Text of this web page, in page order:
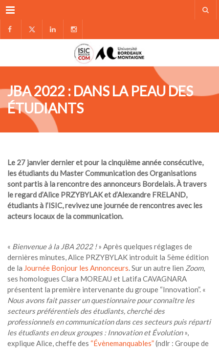
Menu
JBA 2022 : DANS LA PEAU DES
ÉTUDIANTS
Le 27 janvier dernier et pour la cinquième année consécutive,
les étudiants du Master Communication des Organisations
sont partis à la rencontre des annonceurs Bordelais.Àtravers
le regard d’Alice PRZYBYLAK et d’Alexandre FRELAND,
étudiants à l’ISIC, revivez une journée de rencontres avec les
acteurs locaux de la communication.
« Bienvenue à la JBA 2022 !» Après quelques réglages de
dernières minutes, Alice PRZYBYLAK introduit la 5ème édition
de la Journée Bonjour les Annonceurs. Sur un autre lien Zoom,
ses homologues Clara MOREAU et Latifa CAVAGNARA
présentent la première intervenante du groupe “Innovation”. «
Nous avons fait passer un questionnaire pour connaître les
secteurs préférentiels des étudiants, cherché des
professionnels en communication dans ces secteurs puis réparti
les étudiants en deux groupes : Innovation et Évolution»,
explique Alice, cheffe des “Évènemanquables”(ndlr : Groupe de